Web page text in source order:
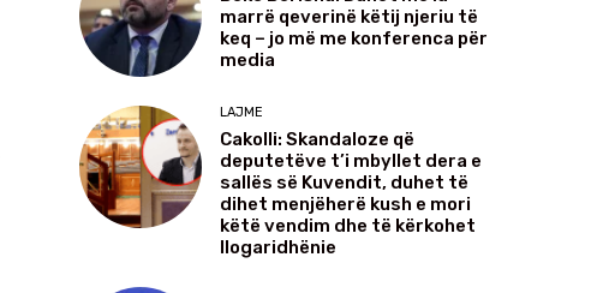
marrë qeverinë këtij njeriu të
keq – jo më me konferenca për
media
LAJME
Cakolli: Skandaloze që
deputetëve t’i mbyllet dera e
sallës së Kuvendit, duhet të
dihet menjëherë kush e mori
këtë vendim dhe të kërkohet
llogaridhënie